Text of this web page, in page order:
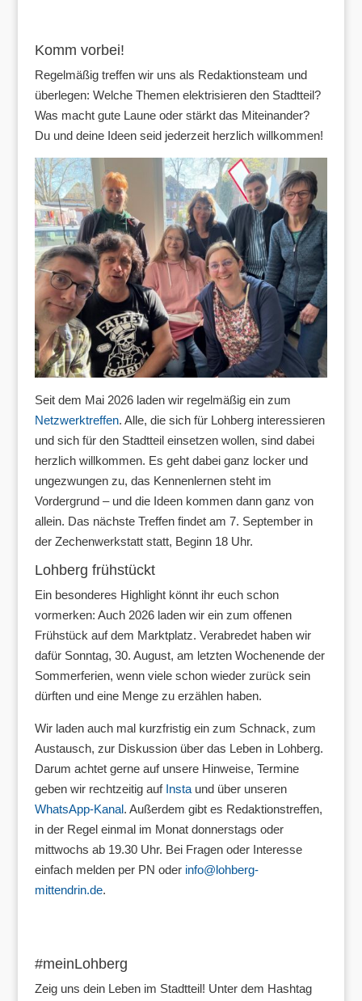
Komm vorbei!
Regelmäßig treffen wir uns als Redaktionsteam und
überlegen: Welche Themen elektrisieren den Stadtteil?
Was macht gute Laune oder stärkt das Miteinander?
Du und deine Ideen seid jederzeit herzlich willkommen!
Seit dem Mai 2026 laden wir regelmäßig ein zum
Netzwerktreffen. Alle, die sich für Lohberg interessieren
und sich für den Stadtteil einsetzen wollen, sind dabei
herzlich willkommen. Es geht dabei ganz locker und
ungezwungen zu, das Kennenlernen steht im
Vordergrund – und die Ideen kommen dann ganz von
allein. Das nächste Treffen findet am 7. September in
der Zechenwerkstatt statt, Beginn 18 Uhr.
Lohberg frühstückt
Ein besonderes Highlight könnt ihr euch schon
vormerken: Auch 2026 laden wir ein zum offenen
Frühstück auf dem Marktplatz. Verabredet haben wir
dafür Sonntag, 30. August, am letzten Wochenende der
Sommerferien, wenn viele schon wieder zurück sein
dürften und eine Menge zu erzählen haben.
Wir laden auch mal kurzfristig ein zum Schnack, zum
Austausch, zur Diskussion über das Leben in Lohberg.
Darum achtet gerne auf unsere Hinweise, Termine
geben wir rechtzeitig auf Insta und über unseren
WhatsApp-Kanal. Außerdem gibt es Redaktionstreffen,
in der Regel einmal im Monat donnerstags oder
mittwochs ab 19.30 Uhr. Bei Fragen oder Interesse
einfach melden per PN oder info@lohberg-
mittendrin.de.
#meinLohberg
Zeig uns dein Leben im Stadtteil! Unter dem Hashtag